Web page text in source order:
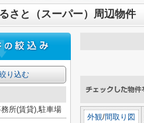
さと（スーパー）周辺物件
外観/間取り図
り込む
所(賃貸),駐車場